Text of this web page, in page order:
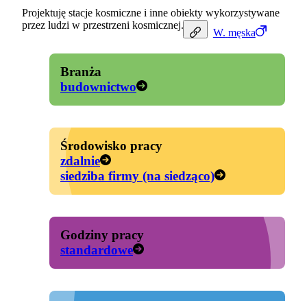
W. męska
Projektuję stacje kosmiczne i inne obiekty wykorzystywane
przez ludzi w przestrzeni kosmicznej.
Branża
budownictwo
Środowisko pracy
zdalnie
siedziba firmy (na siedząco)
Godziny pracy
standardowe